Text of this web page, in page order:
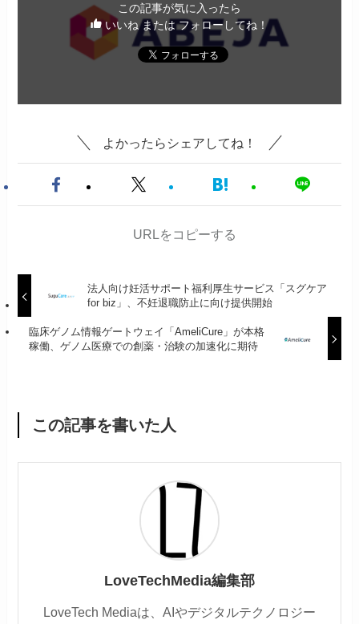
この記事が気に入ったら
いいね または フォローしてね！
よかったらシェアしてね！
URLをコピーする
法人向け妊活サポート福利厚生サービス「スグケア
for biz」、不妊退職防止に向け提供開始
臨床ゲノム情報ゲートウェイ「AmeliCure」が本格
稼働、ゲノム医療での創薬・治験の加速化に期待
この記事を書いた人
LoveTechMedia編集部
LoveTech Mediaは、AIやデジタルテクノロジー